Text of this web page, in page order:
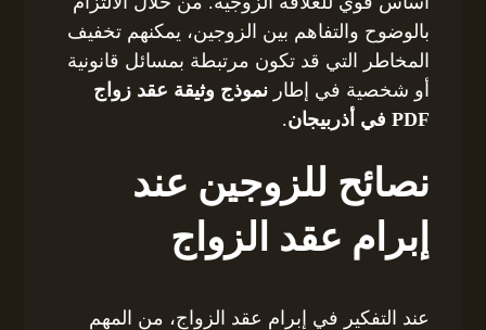
بالوضوح والتفاهم بين الزوجين، يمكنهم تخفيف
المخاطر التي قد تكون مرتبطة بمسائل قانونية
أو شخصية في إطارنموذج وثيقة عقد زواج
PDF في أذربيجان
.
نصائح للزوجين عند
إبرام عقد الزواج
عند التفكير في إبرام عقد الزواج، من المهم